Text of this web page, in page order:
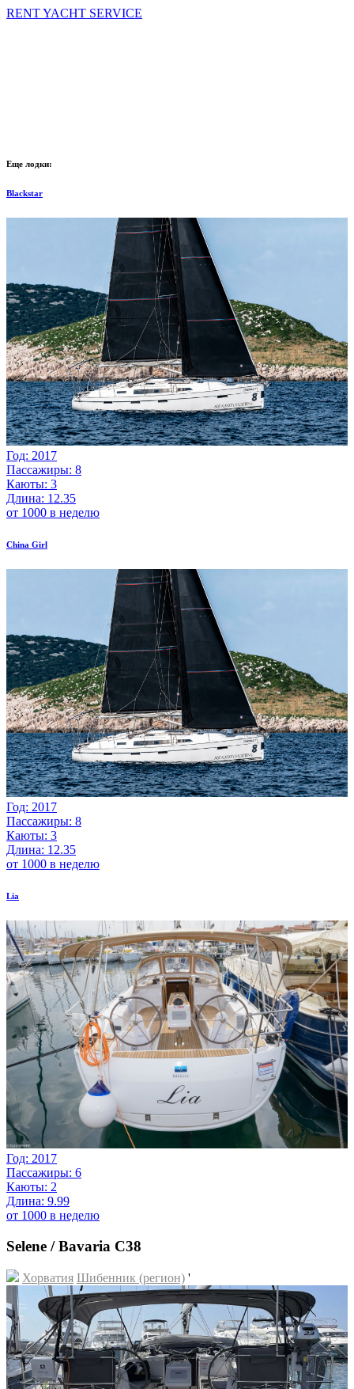
RENT YACHT SERVICE
Еще лодки:
Blackstar
Год: 2017
Пассажиры: 8
Каюты: 3
Длина: 12.35
от 1000 в неделю
China Girl
Год: 2017
Пассажиры: 8
Каюты: 3
Длина: 12.35
от 1000 в неделю
Lia
Год: 2017
Пассажиры: 6
Каюты: 2
Длина: 9.99
от 1000 в неделю
Selene / Bavaria C38
Хорватия Шибенник (регион) '